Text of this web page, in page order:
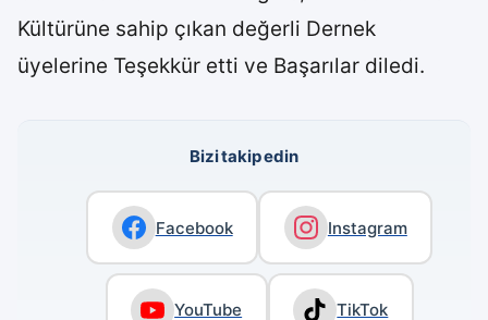
Kültürüne sahip çıkan değerli Dernek
üyelerine Teşekkür etti ve Başarılar diledi.
Bizi takip edin
Facebook Instagram
YouTube TikTok